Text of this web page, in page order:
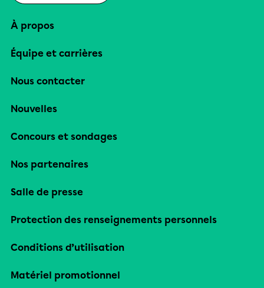
À propos
Équipe et carrières
Nous contacter
Nouvelles
Concours et sondages
Nos partenaires
Salle de presse
Protection des renseignements personnels
Conditions d’utilisation
Matériel promotionnel